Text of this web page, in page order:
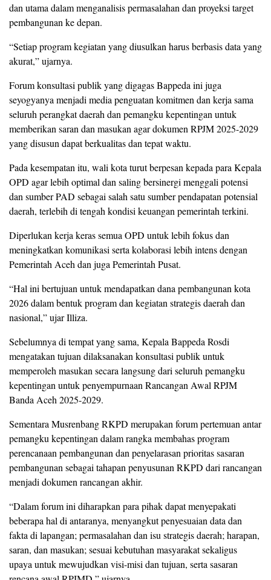
dan utama dalam menganalisis permasalahan dan proyeksi target
pembangunan ke depan.
“Setiap program kegiatan yang diusulkan harus berbasis data yang
akurat,” ujarnya.
Forum konsultasi publik yang digagas Bappeda ini juga
seyogyanya menjadi media penguatan komitmen dan kerja sama
seluruh perangkat daerah dan pemangku kepentingan untuk
memberikan saran dan masukan agar dokumen RPJM 2025-2029
yang disusun dapat berkualitas dan tepat waktu.
Pada kesempatan itu, wali kota turut berpesan kepada para Kepala
OPD agar lebih optimal dan saling bersinergi menggali potensi
dan sumber PAD sebagai salah satu sumber pendapatan potensial
daerah, terlebih di tengah kondisi keuangan pemerintah terkini.
Diperlukan kerja keras semua OPD untuk lebih fokus dan
meningkatkan komunikasi serta kolaborasi lebih intens dengan
Pemerintah Aceh dan juga Pemerintah Pusat.
“Hal ini bertujuan untuk mendapatkan dana pembangunan kota
2026 dalam bentuk program dan kegiatan strategis daerah dan
nasional,” ujar Illiza.
Sebelumnya di tempat yang sama, Kepala Bappeda Rosdi
mengatakan tujuan dilaksanakan konsultasi publik untuk
memperoleh masukan secara langsung dari seluruh pemangku
kepentingan untuk penyempurnaan Rancangan Awal RPJM
Banda Aceh 2025-2029.
Sementara Musrenbang RKPD merupakan forum pertemuan antar
pemangku kepentingan dalam rangka membahas program
perencanaan pembangunan dan penyelarasan prioritas sasaran
pembangunan sebagai tahapan penyusunan RKPD dari rancangan
menjadi dokumen rancangan akhir.
“Dalam forum ini diharapkan para pihak dapat menyepakati
beberapa hal di antaranya, menyangkut penyesuaian data dan
fakta di lapangan; permasalahan dan isu strategis daerah; harapan,
saran, dan masukan; sesuai kebutuhan masyarakat sekaligus
upaya untuk mewujudkan visi-misi dan tujuan, serta sasaran